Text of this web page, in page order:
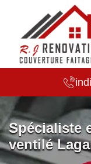
Spécialiste
ventilé